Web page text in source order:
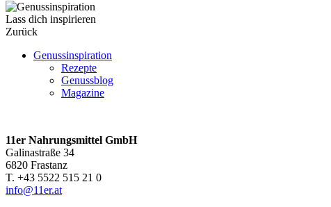
Lass dich inspirieren
Zurück
Genussinspiration
Rezepte
Genussblog
Magazine
11er Nahrungsmittel GmbH
Galinastraße 34
6820 Frastanz
T. +43 5522 515 21 0
info@11er.at